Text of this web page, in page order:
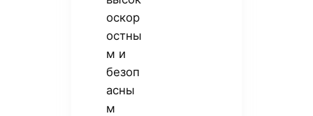
оскор
остны
м и
безоп
асны
м